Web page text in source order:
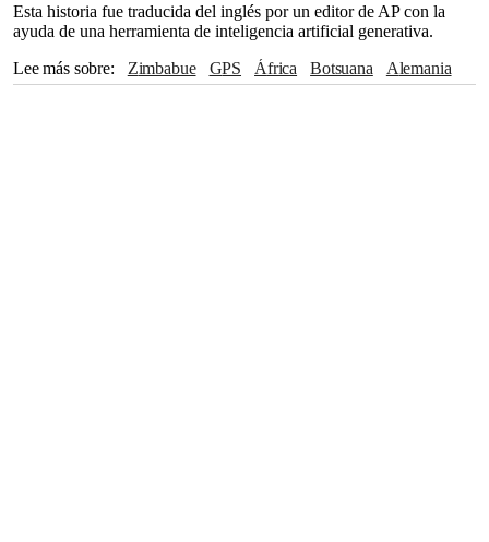
Esta historia fue traducida del inglés por un editor de AP con la
ayuda de una herramienta de inteligencia artificial generativa.
Lee más sobre
Zimbabue GPS África Botsuana
Alemania